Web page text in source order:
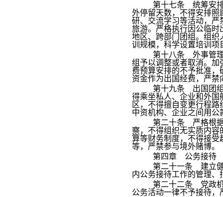
第十七条 统筹安
外停留天数，不得安排照
研、交流学习等活动，严
旅游。严格执行因公临时
地区、跨部门团组。组织
训规模，科学设置培训项
第十八条 外事管
组予以调整或者取消。加
费预算安排的不予批准
资金作为出国经费，严
第十九条 出国团
得乘坐私人、企业和外国
区，不得擅自变更行程
中资机构、企业之间用
第二十条 严格根
察，不得组织无实质内容
算等财务制度，不得接受
等，严禁参与境外赌博。
第四章 公务接待
第二十一条 建立
内公务接待工作的管理、
第二十二条 党政
公务活动一律不予接待